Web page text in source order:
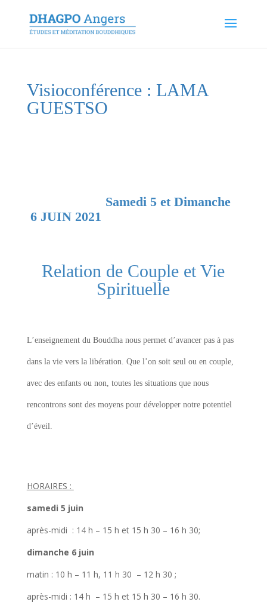
Visioconférence : LAMA
GUESTSO
Samedi 5 et Dimanche
6 JUIN 2021
Relation de Couple et Vie
Spirituelle
L’enseignement du Bouddha nous permet d’avancer pas à pas
dans la vie vers la libération. Que l’on soit seul ou en couple,
avec des enfants ou non, toutes les situations que nous
rencontrons sont des moyens pour développer notre potentiel
d’éveil.
HORAIRES :
samedi 5 juin
après-midi : 14 h – 15 h et 15 h 30 – 16 h 30;
dimanche 6 juin
matin : 10 h – 11 h, 11 h 30 – 12 h 30 ;
après-midi : 14 h – 15 h et 15 h 30 – 16 h 30.